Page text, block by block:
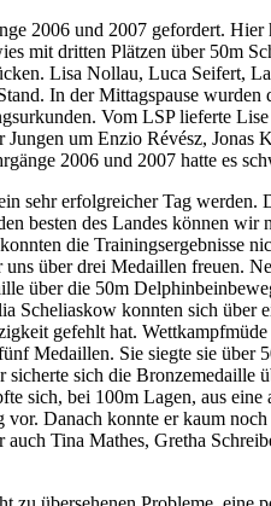
2006 und 2007 gefordert.
mit dritten Plätzen über 50m
Lisa Nollau, Luca Seifert,
In der Mittagspause
Vom LSP lieferte
Jungen um Enzio Révész,
2006 und 2007 hatte es
sehr erfolgreicher Tag werden.
besten des Landes können wir
die Trainingsergebnisse
über drei Medaillen freuen.
über die 50m
Scheliaskow konnten sich über
gefehlt hat.
Medaillen. Sie siegte sie
sicherte sich die
sich, bei 100m Lagen, aus
vor. Danach konnte er kaum
auch Tina Mathes, Gretha